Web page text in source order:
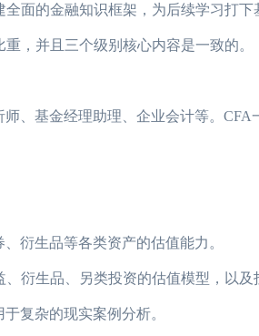
的金融知识框架，为后续学习打下
，并且三个级别核心内容是一致的。
基金经理助理、企业会计等。CFA
衍生品等各类资产的估值能力。
生品、另类投资的估值模型，以及
复杂的现实案例分析。